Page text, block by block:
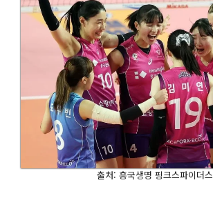
출처: 흥국생명 핑크스파이더스